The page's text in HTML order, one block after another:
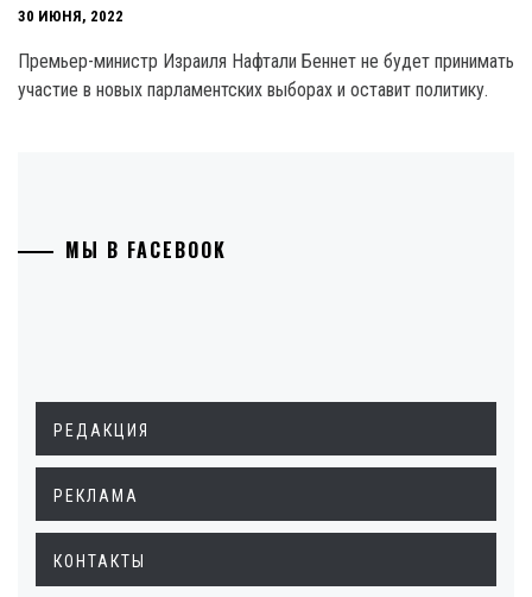
30 ИЮНЯ, 2022
Премьер-министр Израиля Нафтали Беннет не будет принимать
участие в новых парламентских выборах и оставит политику.
МЫ В FACEBOOK
РЕДАКЦИЯ
РЕКЛАМА
КОНТАКТЫ